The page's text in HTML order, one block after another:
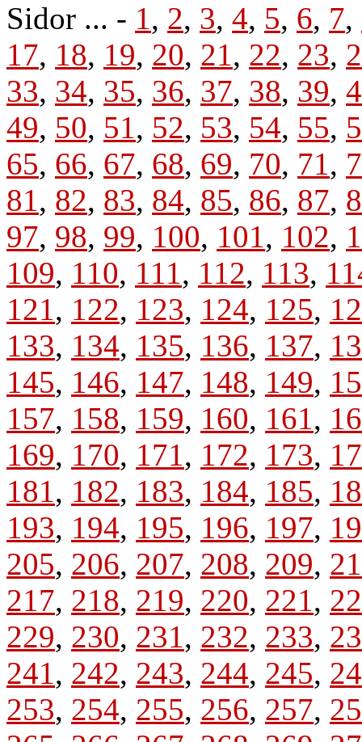
Sidor ... - 1, 2, 3, 4, 5, 6, 7,
17, 18, 19, 20, 21, 22, 23,
33, 34, 35, 36, 37, 38, 39,
49, 50, 51, 52, 53, 54, 55,
65, 66, 67, 68, 69, 70, 71,
81, 82, 83, 84, 85, 86, 87,
97, 98, 99, 100, 101, 102,
109, 110, 111, 112, 113,
121, 122, 123, 124, 125,
133, 134, 135, 136, 137,
145, 146, 147, 148, 149,
157, 158, 159, 160, 161,
169, 170, 171, 172, 173,
181, 182, 183, 184, 185,
193, 194, 195, 196, 197,
205, 206, 207, 208, 209,
217, 218, 219, 220, 221,
229, 230, 231, 232, 233,
241, 242, 243, 244, 245,
253, 254, 255, 256, 257,